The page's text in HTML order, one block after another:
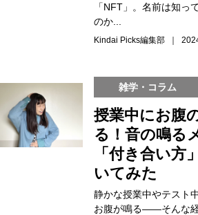
「NFT」。名前は知っ
のか...
Kindai Picks編集部 ｜
雑学・コラム
授業中にお腹
る！音の鳴る
「付き合い方
いてみた
静かな授業中やテスト
お腹が鳴る――そんな経